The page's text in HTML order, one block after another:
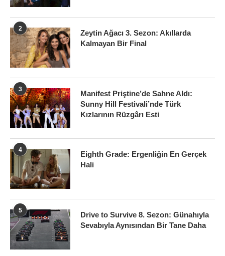
2
Zeytin Ağacı 3. Sezon: Akıllarda
Kalmayan Bir Final
3
Manifest Priştine’de Sahne Aldı:
Sunny Hill Festivali’nde Türk
Kızlarının Rüzgârı Esti
4
Eighth Grade: Ergenliğin En Gerçek
Hali
5
Drive to Survive 8. Sezon: Günahıyla
Sevabıyla Aynısından Bir Tane Daha